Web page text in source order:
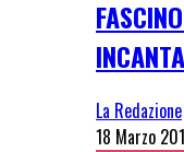
La Redazione
18 Marzo